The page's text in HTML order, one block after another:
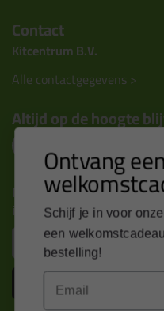
Contact
Kitcentrum B.V.
Alle contactgegevens >
Altijd op de hoogte
Nieuws, tips en
inbox
Ontvang een
Schijf je in voor
een welkomstcadeau
bestelling!